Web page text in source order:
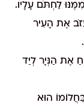
לַחְתֹּם עָלָיו.
אֶת הָעִיר
אֶת הַנְּיָר לְיַד
הוּא